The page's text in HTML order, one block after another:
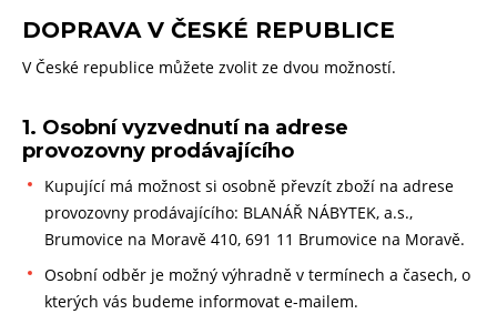
DOPRAVA V ČESKÉ REPUBLICE
V České republice můžete zvolit ze dvou možností.
1. Osobní vyzvednutí na adrese
provozovny prodávajícího
Kupující má možnost si osobně převzít zboží na adrese
provozovny prodávajícího: BLANÁŘ NÁBYTEK, a.s.,
Brumovice na Moravě 410, 691 11 Brumovice na Moravě.
Osobní odběr je možný výhradně v termínech a časech, o
kterých vás budeme informovat e-mailem.